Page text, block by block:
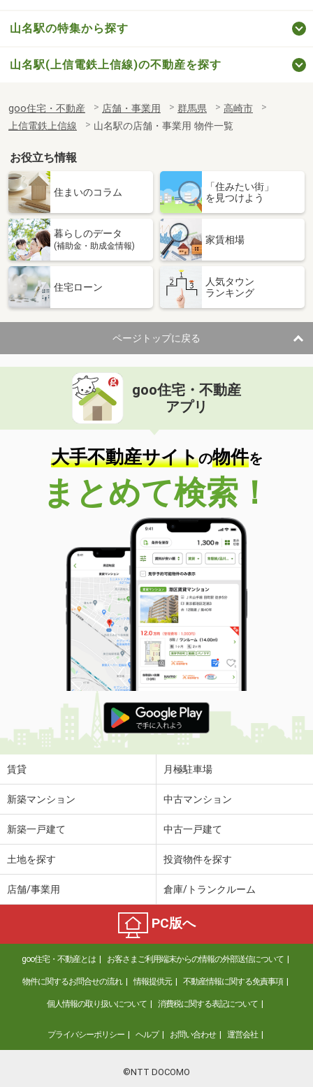
山名駅の特集から探す
山名駅(上信電鉄上信線)の不動産を探す
goo住宅・不動産 店舗・事業用 群馬県
高崎市
上信電鉄上信線
山名駅の店舗・事業用 物件一覧
お役立ち情報
住まいのコラム
「住みたい街」
を見つけよう
暮らしのデータ
(補助金・助成金情報)
家賃相場
住宅ローン
人気タウン
ランキング
ページトップに戻る
goo住宅・不動産
アプリ
大手不動産サイトの物件を
まとめて検索！
賃貸 月極駐車場
新築マンション 中古マンション
新築一戸建て 中古一戸建て
土地を探す 投資物件を探す
店舗/事業用 倉庫/トランクルーム
PC版へ
goo住宅・不動産とは お客さまご利用端末からの情報の外部送信について
物件に関するお問合せの流れ 情報提供元 不動産情報に関する免責事項
個人情報の取り扱いについて 消費税に関する表記について
プライバシーポリシー ヘルプ お問い合わせ 運営会社
©NTT DOCOMO